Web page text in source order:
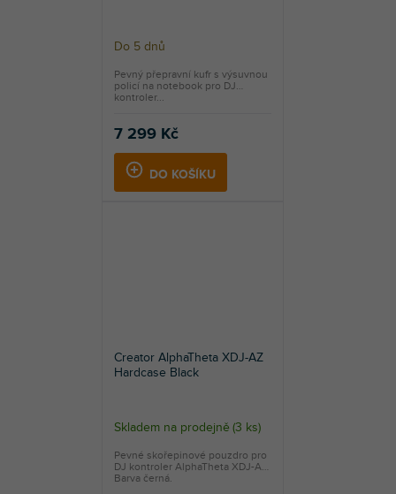
Do 5 dnů
7 299 Kč
DO KOŠÍKU
Pevný přepravní kufr s výsuvnou
policí na notebook pro DJ
kontroler...
Creator AlphaTheta XDJ-AZ
Hardcase Black
Skladem na prodejně (3 ks)
Pevné skořepinové pouzdro pro
DJ kontroler AlphaTheta XDJ-AZ.
Barva černá.